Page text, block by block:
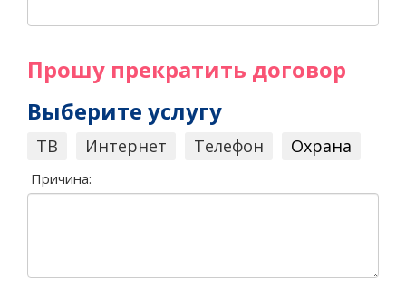
Прошу прекратить договор
Выберите услугу
ТВ Интернет Телефон Охрана
Причина: